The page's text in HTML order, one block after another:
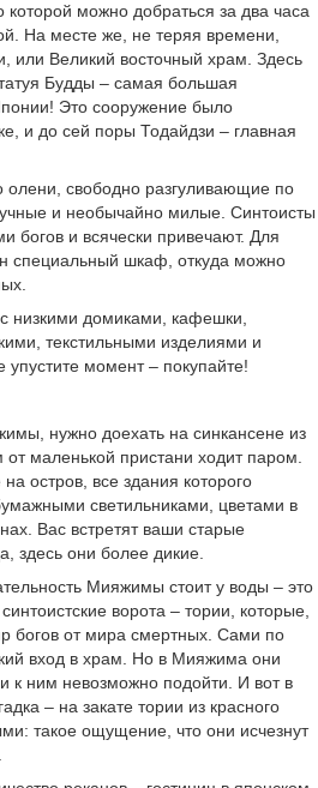
которой можно добраться за два часа
На месте же, не теряя времени,
или Великий восточный храм. Здесь
Будды – самая большая
Это сооружение было
и до сей поры Тодайдзи – главная
олени, свободно разгуливающие по
и необычайно милые. Синтоисты
богов и всячески привечают. Для
специальный шкаф, откуда можно
низкими домиками, кафешки,
текстильными изделиями и
момент – покупайте!
нужно доехать на синкансене из
маленькой пристани ходит паром.
остров, все здания которого
светильниками, цветами в
Вас встретят ваши старые
здесь они более дикие.
Мияжимы стоит у воды – это
ворота – тории, которые,
богов от мира смертных. Сами по
вход в храм. Но в Мияжима они
к ним невозможно подойти. И вот в
– на закате тории из красного
такое ощущение, что они исчезнут